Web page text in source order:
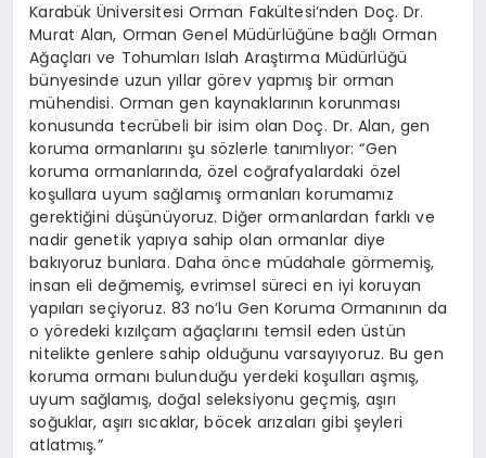
Karabük Üniversitesi Orman Fakültesi’nden Doç. Dr.
Murat Alan, Orman Genel Müdürlüğüne bağlı Orman
Ağaçları ve Tohumları Islah Araştırma Müdürlüğü
bünyesinde uzun yıllar görev yapmış bir orman
mühendisi. Orman gen kaynaklarının korunması
konusunda tecrübeli bir isim olan Doç. Dr. Alan, gen
koruma ormanlarını şu sözlerle tanımlıyor: “Gen
koruma ormanlarında, özel coğrafyalardaki özel
koşullara uyum sağlamış ormanları korumamız
gerektiğini düşünüyoruz. Diğer ormanlardan farklı ve
nadir genetik yapıya sahip olan ormanlar diye
bakıyoruz bunlara. Daha önce müdahale görmemiş,
insan eli değmemiş, evrimsel süreci en iyi koruyan
yapıları seçiyoruz. 83 no’lu Gen Koruma Ormanının da
o yöredeki kızılçam ağaçlarını temsil eden üstün
nitelikte genlere sahip olduğunu varsayıyoruz. Bu gen
koruma ormanı bulunduğu yerdeki koşulları aşmış,
uyum sağlamış, doğal seleksiyonu geçmiş, aşırı
soğuklar, aşırı sıcaklar, böcek arızaları gibi şeyleri
atlatmış.”